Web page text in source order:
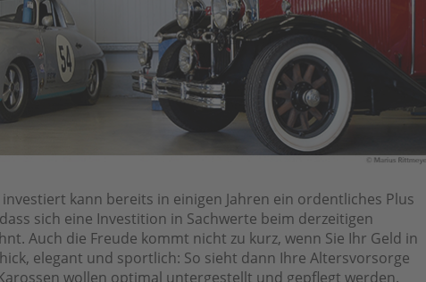
kann bereits in einigen Jahren ein ordentliches Plus
sich eine Investition in Sachwerte beim derzeitigen
Auch die Freude kommt nicht zu kurz, wenn Sie Ihr Geld in
elegant und sportlich: So sieht dann Ihre Altersvorsorge
wollen optimal untergestellt und gepflegt werden.